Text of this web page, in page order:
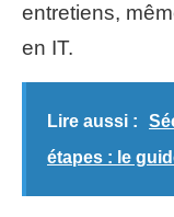
entretiens,
en IT.
Lire aussi :
étapes : le